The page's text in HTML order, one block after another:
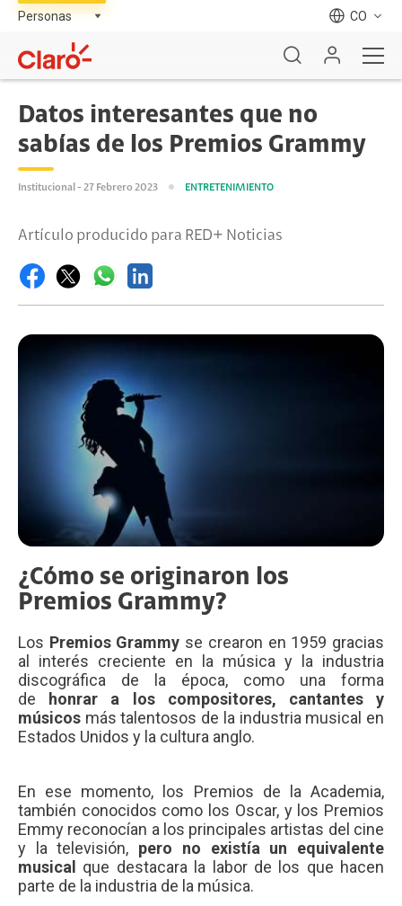
CO
Datos interesantes que no
sabías de los Premios Grammy
Institucional - 27 Febrero 2023 ENTRETENIMIENTO
Artículo producido para RED+ Noticias
¿Cómo se originaron los
Premios Grammy?
Los Premios Grammy se crearon en 1959 gracias
al interés creciente en la música y la industria
discográfica de la época, como una forma
de
honrar a los compositores, cantantes y
músicos más talentosos de la industria musical en
Estados Unidos y la cultura anglo.
En ese momento, los Premios de la Academia,
también conocidos como los Oscar, y los Premios
Emmy reconocían a los principales artistas del cine
y la televisión, pero no existía un equivalente
musical
que destacara la labor de los que hacen
parte de la industria de la música.